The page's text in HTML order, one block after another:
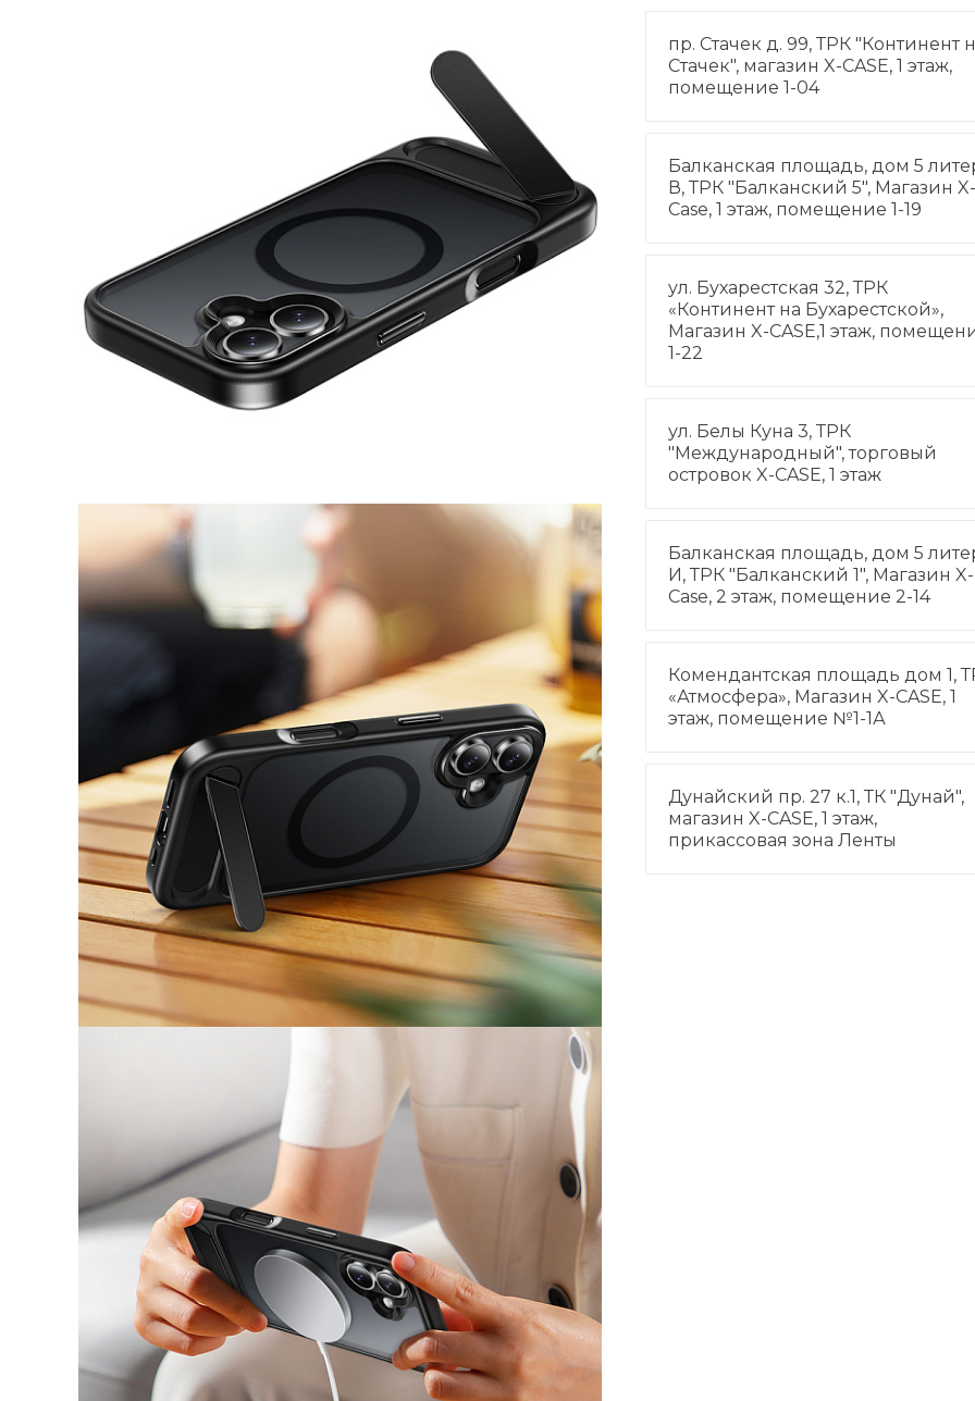
пр. Стачек д. 99, ТРК "Континент
Стачек", магазин X-CASE, 1 этаж,
помещение 1-04
Балканская площадь, дом 5
В, ТРК "Балканский 5", Магазин X-
Case, 1 этаж, помещение 1-19
ул. Бухарестская 32, ТРК
«Континент на Бухарестской»,
Магазин X-CASE,1 этаж,
1-22
ул. Белы Куна 3, ТРК
"Международный", торговый
островок X-CASE, 1 этаж
Балканская площадь, дом 5
И, ТРК "Балканский 1", Магазин X-
Case, 2 этаж, помещение 2-14
Комендантская площадь дом 1,
«Атмосфера», Магазин X-CASE, 1
этаж, помещение №1-1А
Дунайский пр. 27 к.1, ТК "Дунай",
магазин X-CASE, 1 этаж,
прикассовая зона Ленты